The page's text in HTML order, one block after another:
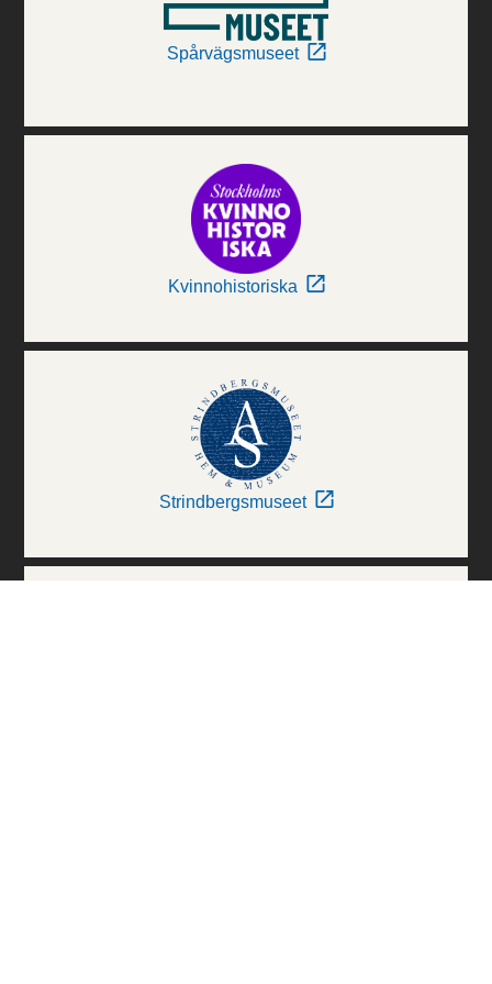
Spårvägsmuseet
Kvinnohistoriska
Strindbergsmuseet